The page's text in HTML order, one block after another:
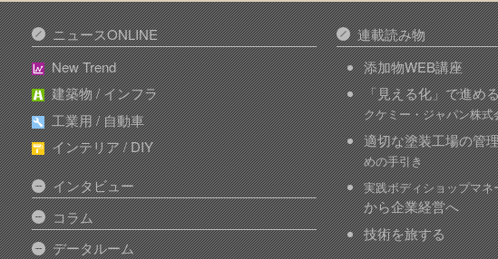
ニュースONLINE
New Trend
建築物 / インフラ
工業用 / 自動車
インテリア / DIY
インタビュー
コラム
データルーム
連載読み物
添加物WEB講座
「見える化」で進め
クケミー・ジャパン株式
適切な塗装工場の管
めの手引き
実践ボディショップマネ
から企業経営へ
技術を旅する